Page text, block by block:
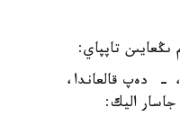
تاپپاي:
- دەپ قالعاندا،
جاسار اليك: